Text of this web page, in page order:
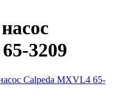
3209